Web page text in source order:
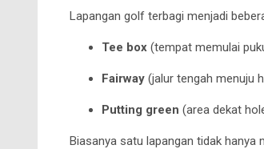
Lapangan golf terbagi menjadi
Tee box (tempat memulai
Fairway (jalur tengah menuju
Putting green (area dekat
Biasanya satu lapangan tidak hanya